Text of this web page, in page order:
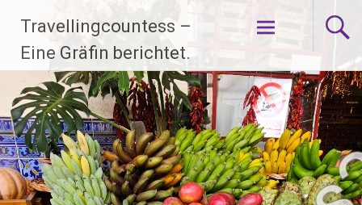
Inhalt
springen
Travellingcountess –
Eine Gräfin berichtet.